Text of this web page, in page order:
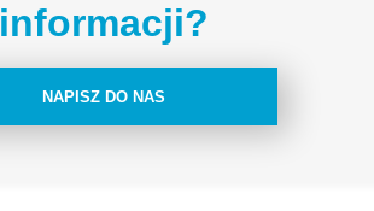
informacji?
NAPISZ DO NAS